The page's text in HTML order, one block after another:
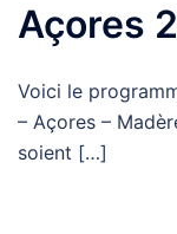
Açores
Voici le
– Açores –
soient […]